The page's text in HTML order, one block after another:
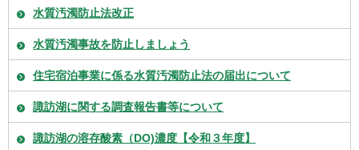
水質汚濁防止法改正
水質汚濁事故を防止しましょう
住宅宿泊事業に係る水質汚濁防止法の届出について
諏訪湖に関する調査報告書等について
諏訪湖の溶存酸素（DO)濃度【令和３年度】